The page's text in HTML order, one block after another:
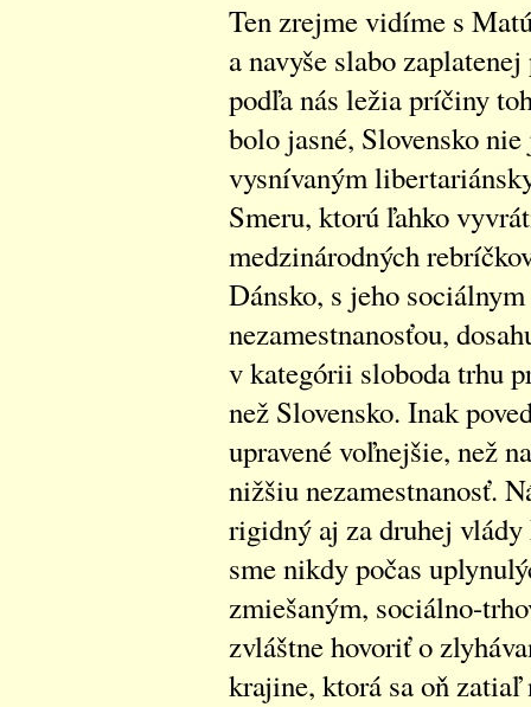
Ten zrejme vidíme s
a navyše slabo
podľa nás ležia príčiny
bolo jasné, Slovensko
vysnívaným
Smeru, ktorú ľahko
medzinárodných
Dánsko, s jeho
nezamestnanosťou,
v kategórii sloboda trhu
než Slovensko. Inak
upravené voľnejšie, než
nižšiu nezamestnanosť.
rigidný aj za druhej
sme nikdy počas
zmiešaným, sociálno-
zvláštne hovoriť o
krajine, ktorá sa oň